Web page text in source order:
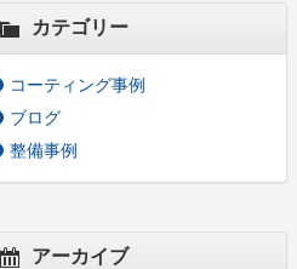
カテゴリー
コーティング事例
ブログ
整備事例
アーカイブ